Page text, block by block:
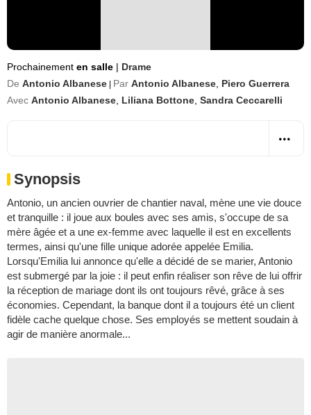
Prochainement en salle | Drame
De Antonio Albanese Par Antonio Albanese Piero Guerrera
Avec Antonio Albanese Liliana Bottone Sandra Ceccarelli
Synopsis
Antonio, un ancien ouvrier de chantier naval, mène une vie douce
et tranquille : il joue aux boules avec ses amis, s'occupe de sa
mère âgée et a une ex-femme avec laquelle il est en excellents
termes, ainsi qu'une fille unique adorée appelée Emilia.
Lorsqu'Emilia lui annonce qu'elle a décidé de se marier, Antonio
est submergé par la joie : il peut enfin réaliser son rêve de lui offrir
la réception de mariage dont ils ont toujours rêvé, grâce à ses
économies. Cependant, la banque dont il a toujours été un client
fidèle cache quelque chose. Ses employés se mettent soudain à
agir de manière anormale...